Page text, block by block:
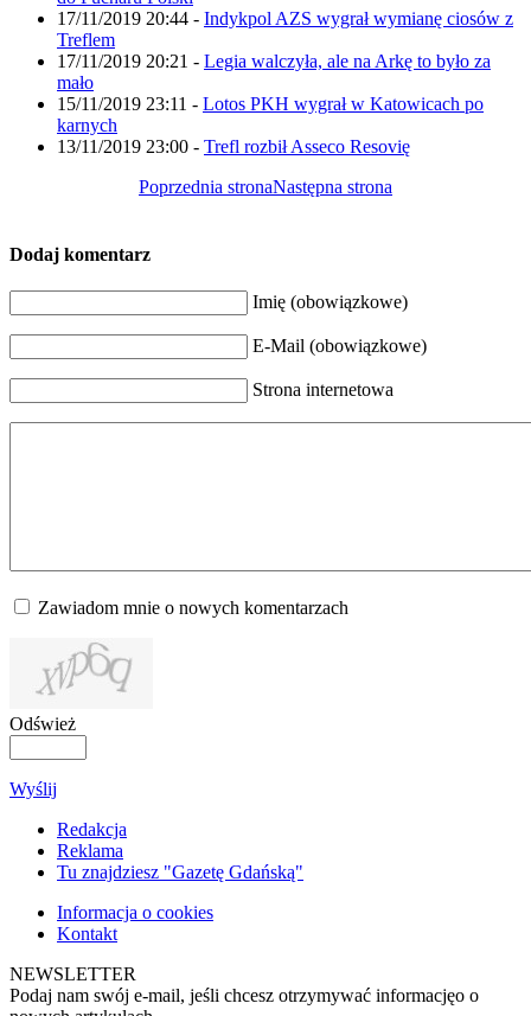
17/11/2019 20:44 - Indykpol AZS wygrał wymianę ciosów z
Treflem
17/11/2019 20:21 - Legia walczyła, ale na Arkę to było za
mało
15/11/2019 23:11 - Lotos PKH wygrał w Katowicach po
karnych
13/11/2019 23:00 - Trefl rozbił Asseco Resovię
Poprzednia stronaNastępna strona
Dodaj komentarz
Imię (obowiązkowe)
E-Mail (obowiązkowe)
Strona internetowa
Zawiadom mnie o nowych komentarzach
Odśwież
Wyślij
Redakcja
Reklama
Tu znajdziesz "Gazetę Gdańską"
Informacja o cookies
Kontakt
NEWSLETTER
Podaj nam swój e-mail, jeśli chcesz otrzymywać informacjęo o